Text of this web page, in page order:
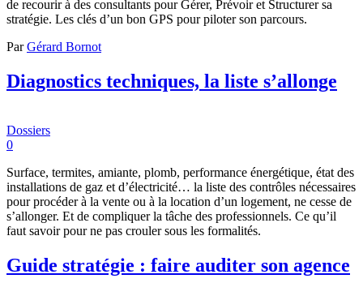
de recourir à des consultants pour Gérer, Prévoir et Structurer sa
stratégie. Les clés d’un bon GPS pour piloter son parcours.
ParGérard Bornot
Diagnostics techniques, la liste s’allonge
Dossiers
0
Surface, termites, amiante, plomb, performance énergétique, état des
installations de gaz et d’électricité… la liste des contrôles nécessaires
pour procéder à la vente ou à la location d’un logement, ne cesse de
s’allonger. Et de compliquer la tâche des professionnels. Ce qu’il
faut savoir pour ne pas crouler sous les formalités.
Guide stratégie : faire auditer son agence